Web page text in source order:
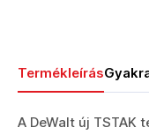
Termékleírás
A DeWalt új TSTAK